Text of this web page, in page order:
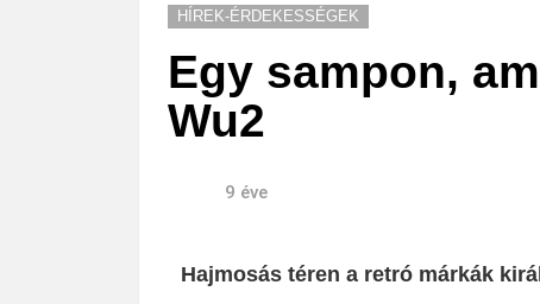
HÍREK-ÉRDEKESSÉGEK
Egy sampon,
Wu2
9 éve
Hajmosás téren a retró márkák